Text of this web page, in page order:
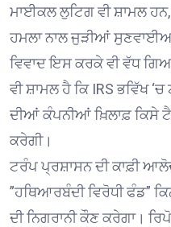
ਮਾਈਕਲ ਲੁਟਿਗ ਵੀ ਸ਼ਾਮਲ
ਹਮਲਾ ਨਾਲ ਜੁੜੀਆਂ
ਵਿਵਾਦ ਇਸ ਕਰਕੇ ਵੀ ਵੱਧ
ਵੀ ਸ਼ਾਮਲ ਹੈ ਕਿ IRS ਭਵਿੱਖ
ਦੀਆਂ ਕੰਪਨੀਆਂ ਖ਼ਿਲਾਫ਼ ਕਿਸੇ
ਕਰੇਗੀ।
ਟਰੰਪ ਪ੍ਰਸ਼ਾਸਨ ਦੀ ਕਾਫ਼ੀ
”ਹਥਿਆਰਬੰਦੀ ਵਿਰੋਧੀ ਫੰਡ”
ਦੀ ਨਿਗਰਾਨੀ ਕੌਣ ਕਰੇਗਾ।